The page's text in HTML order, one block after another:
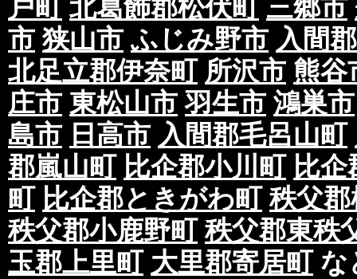
戸町 北葛飾郡松伏町 三郷市
市 狭山市 ふじみ野市 入間
北足立郡伊奈町 所沢市 熊谷
庄市 東松山市 羽生市 鴻巣市
島市 日高市 入間郡毛呂山町
郡嵐山町 比企郡小川町 比
町 比企郡ときがわ町 秩父
秩父郡小鹿野町 秩父郡東秩
玉郡上里町 大里郡寄居町な